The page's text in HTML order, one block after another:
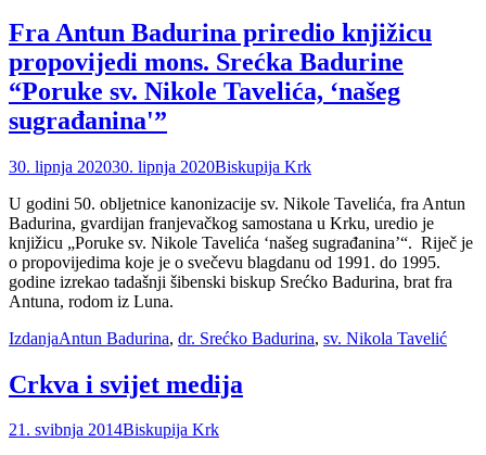
Fra Antun Badurina priredio knjižicu
propovijedi mons. Srećka Badurine
“Poruke sv. Nikole Tavelića, ‘našeg
sugrađanina'”
Posted
30. lipnja 202030. lipnja 2020Author
Biskupija Krk
U godini 50. obljetnice kanonizacije sv. Nikole Tavelića, fra Antun
Badurina, gvardijan franjevačkog samostana u Krku, uredio je
knjižicu „Poruke sv. Nikole Tavelića ‘našeg sugrađanina’“. Riječ je
o propovijedima koje je o svečevu blagdanu od 1991. do 1995.
godine izrekao tadašnji šibenski biskup Srećko Badurina, brat fra
Antuna, rodom iz Luna.
Categories
IzdanjaTags
Antun Badurina, dr. Srećko Badurina, sv. Nikola Tavelić
Crkva i svijet medija
Posted
21. svibnja 2014Author
Biskupija Krk